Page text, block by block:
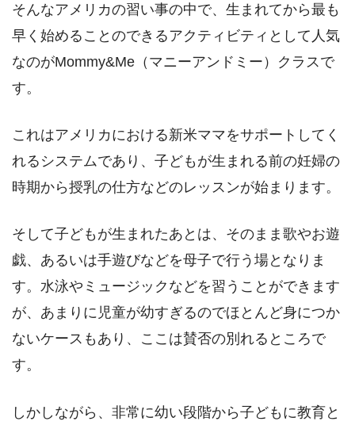
そんなアメリカの習い事の中で、生まれてから最も
早く始めることのできるアクティビティとして人気
なのがMommy&Me（マニーアンドミー）クラスで
す。
これはアメリカにおける新米ママをサポートしてく
れるシステムであり、子どもが生まれる前の妊婦の
時期から授乳の仕方などのレッスンが始まります。
そして子どもが生まれたあとは、そのまま歌やお遊
戯、あるいは手遊びなどを母子で行う場となりま
す。水泳やミュージックなどを習うことができます
が、あまりに児童が幼すぎるのでほとんど身につか
ないケースもあり、ここは賛否の別れるところで
す。
しかしながら、非常に幼い段階から子どもに教育と